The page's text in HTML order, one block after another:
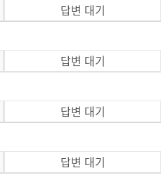
답변 대기
답변 대기
답변 대기
답변 대기